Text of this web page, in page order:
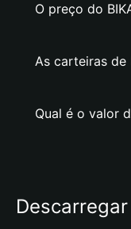
O preço do
As carteiras de
Qual é o valor